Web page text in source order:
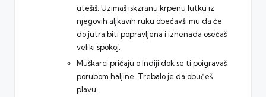
utešiš. Uzimaš iskzranu krpenu lutku iz
njegovih aljkavih ruku obećavši mu da će
do jutra biti popravljena i iznenada osećaš
veliki spokoj.
Muškarci pričaju o Indiji dok se ti poigravaš
porubom haljine. Trebalo je da obučeš
plavu.